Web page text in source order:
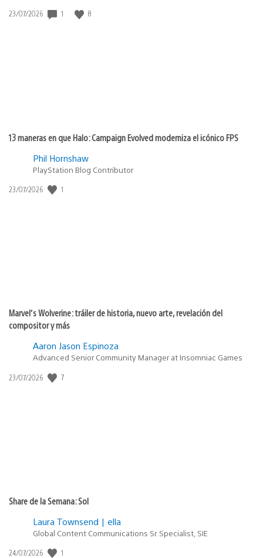
Fecha
23/07/2026 1 8
13 maneras en que Halo: Campaign Evolved moderniza el icónico FPS
Phil Hornshaw
PlayStation Blog Contributor
Fecha
23/07/2026 1
Marvel’s Wolverine: tráiler de historia, nuevo arte, revelación del
compositor y más
Aaron Jason Espinoza
Advanced Senior Community Manager at Insomniac Games
Fecha
23/07/2026 7
Share de la Semana: Sol
Laura Townsend | ella
Global Content Communications Sr. Specialist, SIE
Fecha
24/07/2026 1